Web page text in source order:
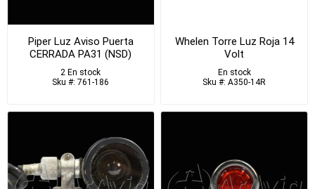
Piper Luz Aviso Puerta
CERRADA PA31 (NSD)
2 En stock
Sku #: 761-186
Whelen Torre Luz Roja 14
Volt
En stock
Sku #: A350-14R